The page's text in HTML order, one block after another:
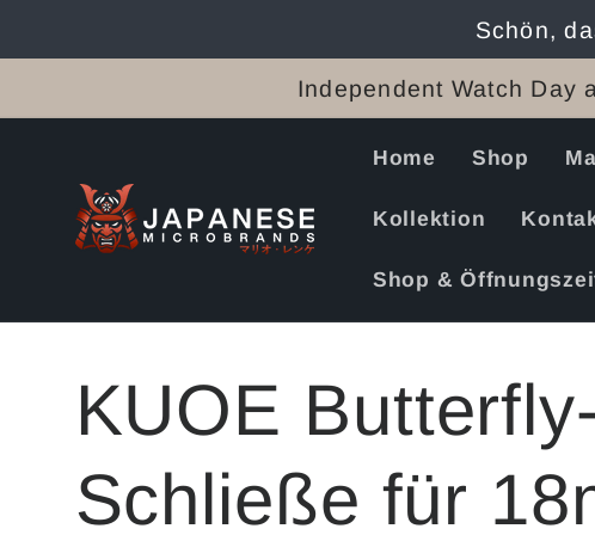
Inhalt
Schön,
Independent Watch Day
Home Shop
Kollektion
Shop &
KUOE
Schließe für